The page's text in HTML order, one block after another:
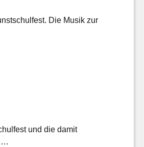
Die Musik zur
und die damit
…